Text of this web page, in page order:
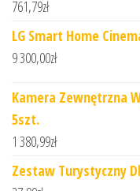
761,79zł
LG Smart Home
9 300,00zł
Kamera Zewnętrzna
5szt.
1 380,99zł
Zestaw Turystyczny